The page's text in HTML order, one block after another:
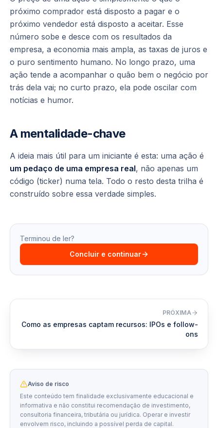
próximo comprador está disposto a pagar e o
próximo vendedor está disposto a aceitar. Esse
número sobe e desce com os resultados da
empresa, a economia mais ampla, as taxas de juros e
o puro sentimento humano. No longo prazo, uma
ação tende a acompanhar o quão bem o negócio por
trás dela vai; no curto prazo, ela pode oscilar com
notícias e humor.
A mentalidade-chave
A ideia mais útil para um iniciante é esta: uma ação é
um pedaço de uma empresa real, não apenas um
código (ticker) numa tela. Todo o resto desta trilha é
construído sobre essa verdade simples.
Terminou de ler?
Concluir e continuar
PRÓXIMA
Como as empresas captam recursos: IPOs e follow-
ons
Aviso de risco
Este conteúdo tem finalidade exclusivamente educacional e
informativa e não constitui recomendação de investimento,
consultoria financeira, tributária ou jurídica. Operar e investir
envolvem risco, incluindo a possível perda de capital.